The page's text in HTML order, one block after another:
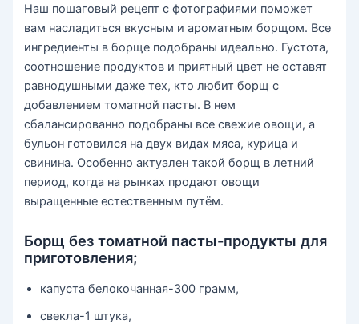
Наш пошаговый рецепт с фотографиями поможет
вам насладиться вкусным и ароматным борщом. Все
ингредиенты в борще подобраны идеально. Густота,
соотношение продуктов и приятный цвет не оставят
равнодушными даже тех, кто любит борщ с
добавлением томатной пасты. В нем
сбалансированно подобраны все свежие овощи, а
бульон готовился на двух видах мяса, курица и
свинина. Особенно актуален такой борщ в летний
период, когда на рынках продают овощи
выращенные естественным путём.
Борщ без томатной пасты-продукты для
приготовления;
капуста белокочанная-300 грамм,
свекла-1 штука,